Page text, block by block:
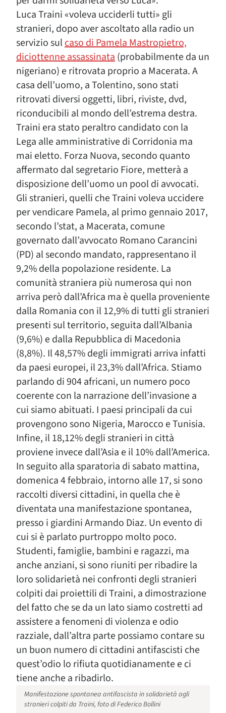
Luca Traini «voleva ucciderli tutti» gli
stranieri, dopo aver ascoltato alla radio un
servizio sulcaso di Pamela Mastropietro,
diciottenne assassinata(probabilmente da un
nigeriano) e ritrovata proprio a Macerata. A
casa dell’uomo, a Tolentino, sono stati
ritrovati diversi oggetti, libri, riviste, dvd,
riconducibili al mondo dell’estrema destra.
Traini era stato peraltro candidato con la
Lega alle amministrative di Corridonia ma
mai eletto. Forza Nuova, secondo quanto
affermato dal segretario Fiore, metterà a
disposizione dell’uomo un pool di avvocati.
Gli stranieri, quelli che Traini voleva uccidere
per vendicare Pamela, al primo gennaio 2017,
secondo l’stat, a Macerata, comune
governato dall’avvocato Romano Carancini
(PD) al secondo mandato, rappresentano il
9,2% della popolazione residente. La
comunità straniera più numerosa qui non
arriva però dall’Africa ma è quella proveniente
dalla Romania con il 12,9% di tutti gli stranieri
presenti sul territorio, seguita dall’Albania
(9,6%) e dalla Repubblica di Macedonia
(8,8%). Il 48,57% degli immigrati arriva infatti
da paesi europei, il 23,3% dall’Africa. Stiamo
parlando di 904 africani, un numero poco
coerente con la narrazione dell’invasione a
cui siamo abituati. I paesi principali da cui
provengono sono Nigeria, Marocco e Tunisia.
Infine, il 18,12% degli stranieri in città
proviene invece dall’Asia e il 10% dall’America.
In seguito alla sparatoria di sabato mattina,
domenica 4 febbraio, intorno alle 17, si sono
raccolti diversi cittadini, in quella che è
diventata una manifestazione spontanea,
presso i giardini Armando Diaz. Un evento di
cui si è parlato purtroppo molto poco.
Studenti, famiglie, bambini e ragazzi, ma
anche anziani, si sono riuniti per ribadire la
loro solidarietà nei confronti degli stranieri
colpiti dai proiettili di Traini, a dimostrazione
del fatto che se da un lato siamo costretti ad
assistere a fenomeni di violenza e odio
razziale, dall’altra parte possiamo contare su
un buon numero di cittadini antifascisti che
quest’odio lo rifiuta quotidianamente e ci
tiene anche a ribadirlo.
Manifestazione spontanea antifascista in solidarietà agli
stranieri colpiti da Traini, foto di Federico Bollini